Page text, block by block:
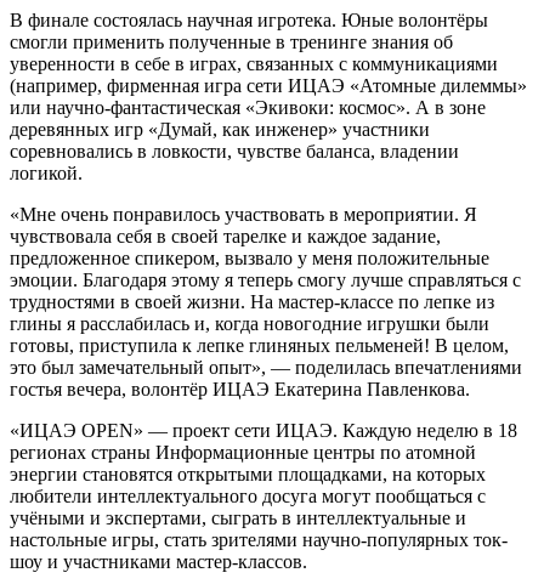
В финале состоялась научная игротека. Юные волонтёры
смогли применить полученные в тренинге знания об
уверенности в себе в играх, связанных с коммуникациями
(например, фирменная игра сети ИЦАЭ «Атомные дилеммы»
или научно-фантастическая «Экивоки: космос». А в зоне
деревянных игр «Думай, как инженер» участники
соревновались в ловкости, чувстве баланса, владении
логикой.
«Мне очень понравилось участвовать в мероприятии. Я
чувствовала себя в своей тарелке и каждое задание,
предложенное спикером, вызвало у меня положительные
эмоции. Благодаря этому я теперь смогу лучше справляться с
трудностями в своей жизни. На мастер-классе по лепке из
глины я расслабилась и, когда новогодние игрушки были
готовы, приступила к лепке глиняных пельменей! В целом,
это был замечательный опыт», — поделилась впечатлениями
гостья вечера, волонтёр ИЦАЭ Екатерина Павленкова.
«ИЦАЭ OPEN» — проект сети ИЦАЭ. Каждую неделю в 18
регионах страны Информационные центры по атомной
энергии становятся открытыми площадками, на которых
любители интеллектуального досуга могут пообщаться с
учёными и экспертами, сыграть в интеллектуальные и
настольные игры, стать зрителями научно-популярных ток-
шоу и участниками мастер-классов.